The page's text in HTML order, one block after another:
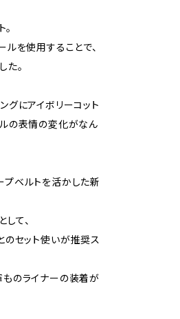
ルを使用することで、
た。
グにアイボリーコット
の表情の変化がなん
プベルトを活かした新
て、
セット使いが推奨ス
ものライナーの装着が